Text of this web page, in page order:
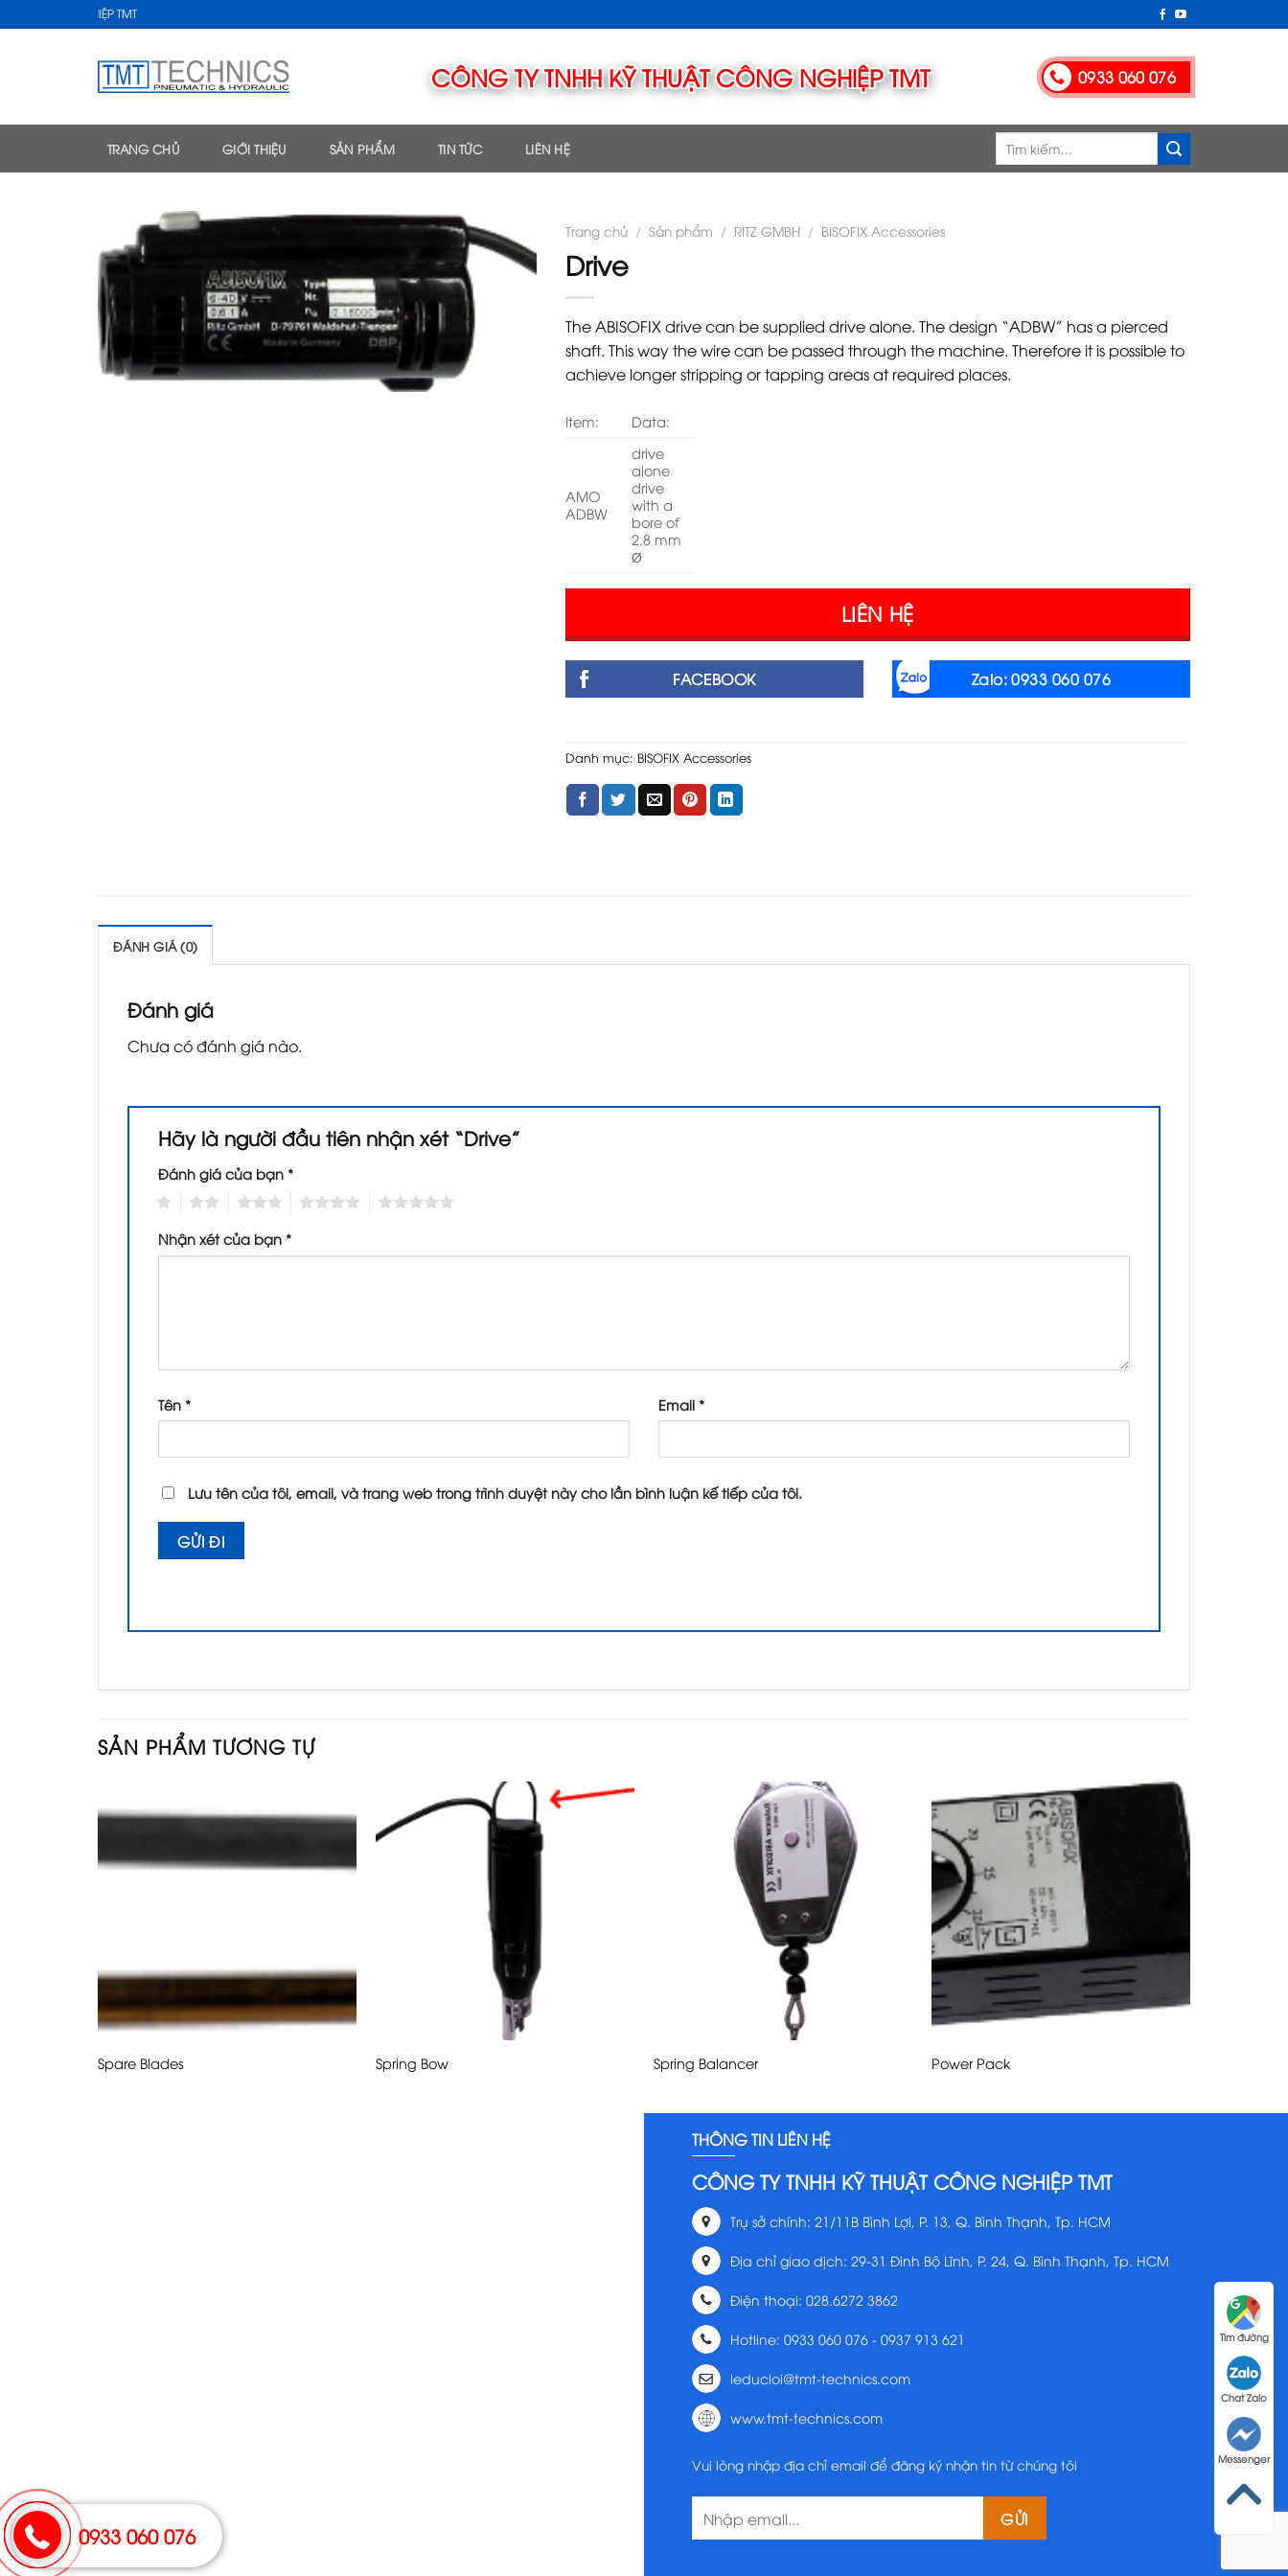
0933 060 076
Tìm đường
Chat Zalo
Messenger
to
0933 060 076
TRANG CHỦ GIỚI THIỆU SẢN PHẨM TIN TỨC LIÊN HỆ
Tìm
kiếm:
Trang chủ / Sản phẩm / RITZ GMBH / BISOFIX Accessories
Drive
The ABISOFIX drive can be supplied drive alone. The design “ADBW” has a pierced
shaft. This way the wire can be passed through the machine. Therefore it is possible to
achieve longer stripping or tapping areas at required places.
Item: Data:
AMO
ADBW
drive
alone
drive
with a
bore of
2.8 mm
Ø
LIÊN HỆ
FACEBOOK Zalo: 0933 060 076
Danh mục: BISOFIX Accessories
ĐÁNH GIÁ (0)
Đánh giá
Chưa có đánh giá nào.
Hãy là người đầu tiên nhận xét “Drive”
Đánh giá của bạn *
Nhận xét của bạn *
Tên * Email *
Lưu tên của tôi, email, và trang web trong trình duyệt này cho lần bình luận kế tiếp của tôi.
SẢN PHẨM TƯƠNG TỰ
Spare Blades Spring Bow Spring Balancer Power Pack
THÔNG TIN LIÊN HỆ
CÔNG TY TNHH KỸ THUẬT CÔNG NGHIỆP TMT
Trụ sở chính: 21/11B Bình Lợi, P. 13, Q. Bình Thạnh, Tp. HCM
Địa chỉ giao dịch: 29-31 Đinh Bộ Lĩnh, P. 24, Q. Bình Thạnh, Tp. HCM
Điện thoại: 028.6272 3862
Hotline: 0933 060 076 - 0937 913 621
leducloi@tmt-technics.com
www.tmt-technics.com
Vui lòng nhập địa chỉ email để đăng ký nhận tin từ chúng tôi